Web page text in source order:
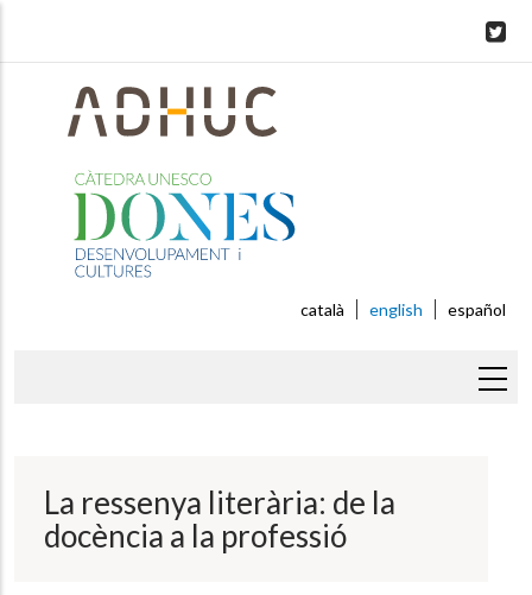
català english español
La ressenya literària: de la
docència a la professió